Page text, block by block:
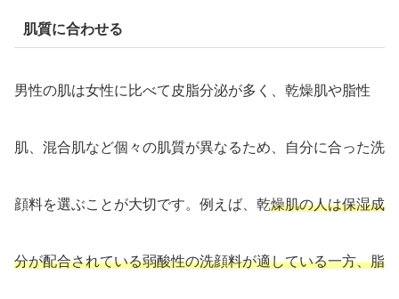
肌質に合わせる
男性の肌は女性に比べて皮脂分泌が多く、乾燥肌や脂性
肌、混合肌など個々の肌質が異なるため、自分に合った洗
顔料を選ぶことが大切です。例えば、乾燥肌の人は保湿成
分が配合されている弱酸性の洗顔料が適している一方、脂